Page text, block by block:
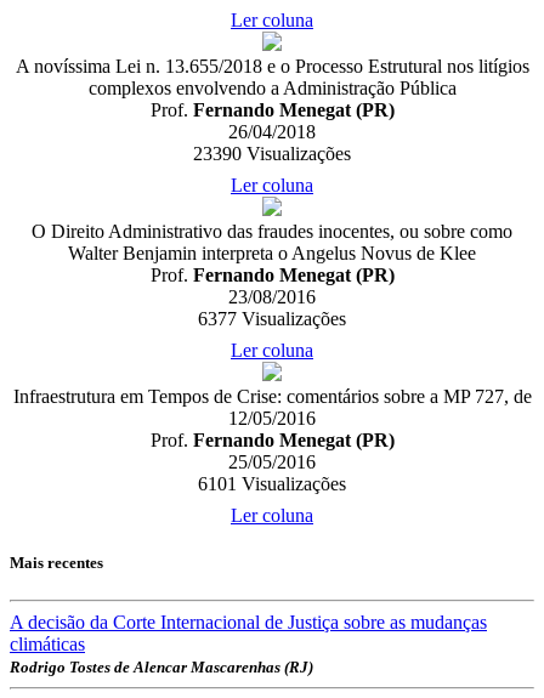
Ler coluna
A novíssima Lei n. 13.655/2018 e o Processo Estrutural nos litígios
complexos envolvendo a Administração Pública
Prof. Fernando Menegat (PR)
26/04/2018
23390 Visualizações
Ler coluna
O Direito Administrativo das fraudes inocentes, ou sobre como
Walter Benjamin interpreta o Angelus Novus de Klee
Prof. Fernando Menegat (PR)
23/08/2016
6377 Visualizações
Ler coluna
Infraestrutura em Tempos de Crise: comentários sobre a MP 727, de
12/05/2016
Prof. Fernando Menegat (PR)
25/05/2016
6101 Visualizações
Ler coluna
Mais recentes
A decisão da Corte Internacional de Justiça sobre as mudanças
climáticas
Rodrigo Tostes de Alencar Mascarenhas (RJ)